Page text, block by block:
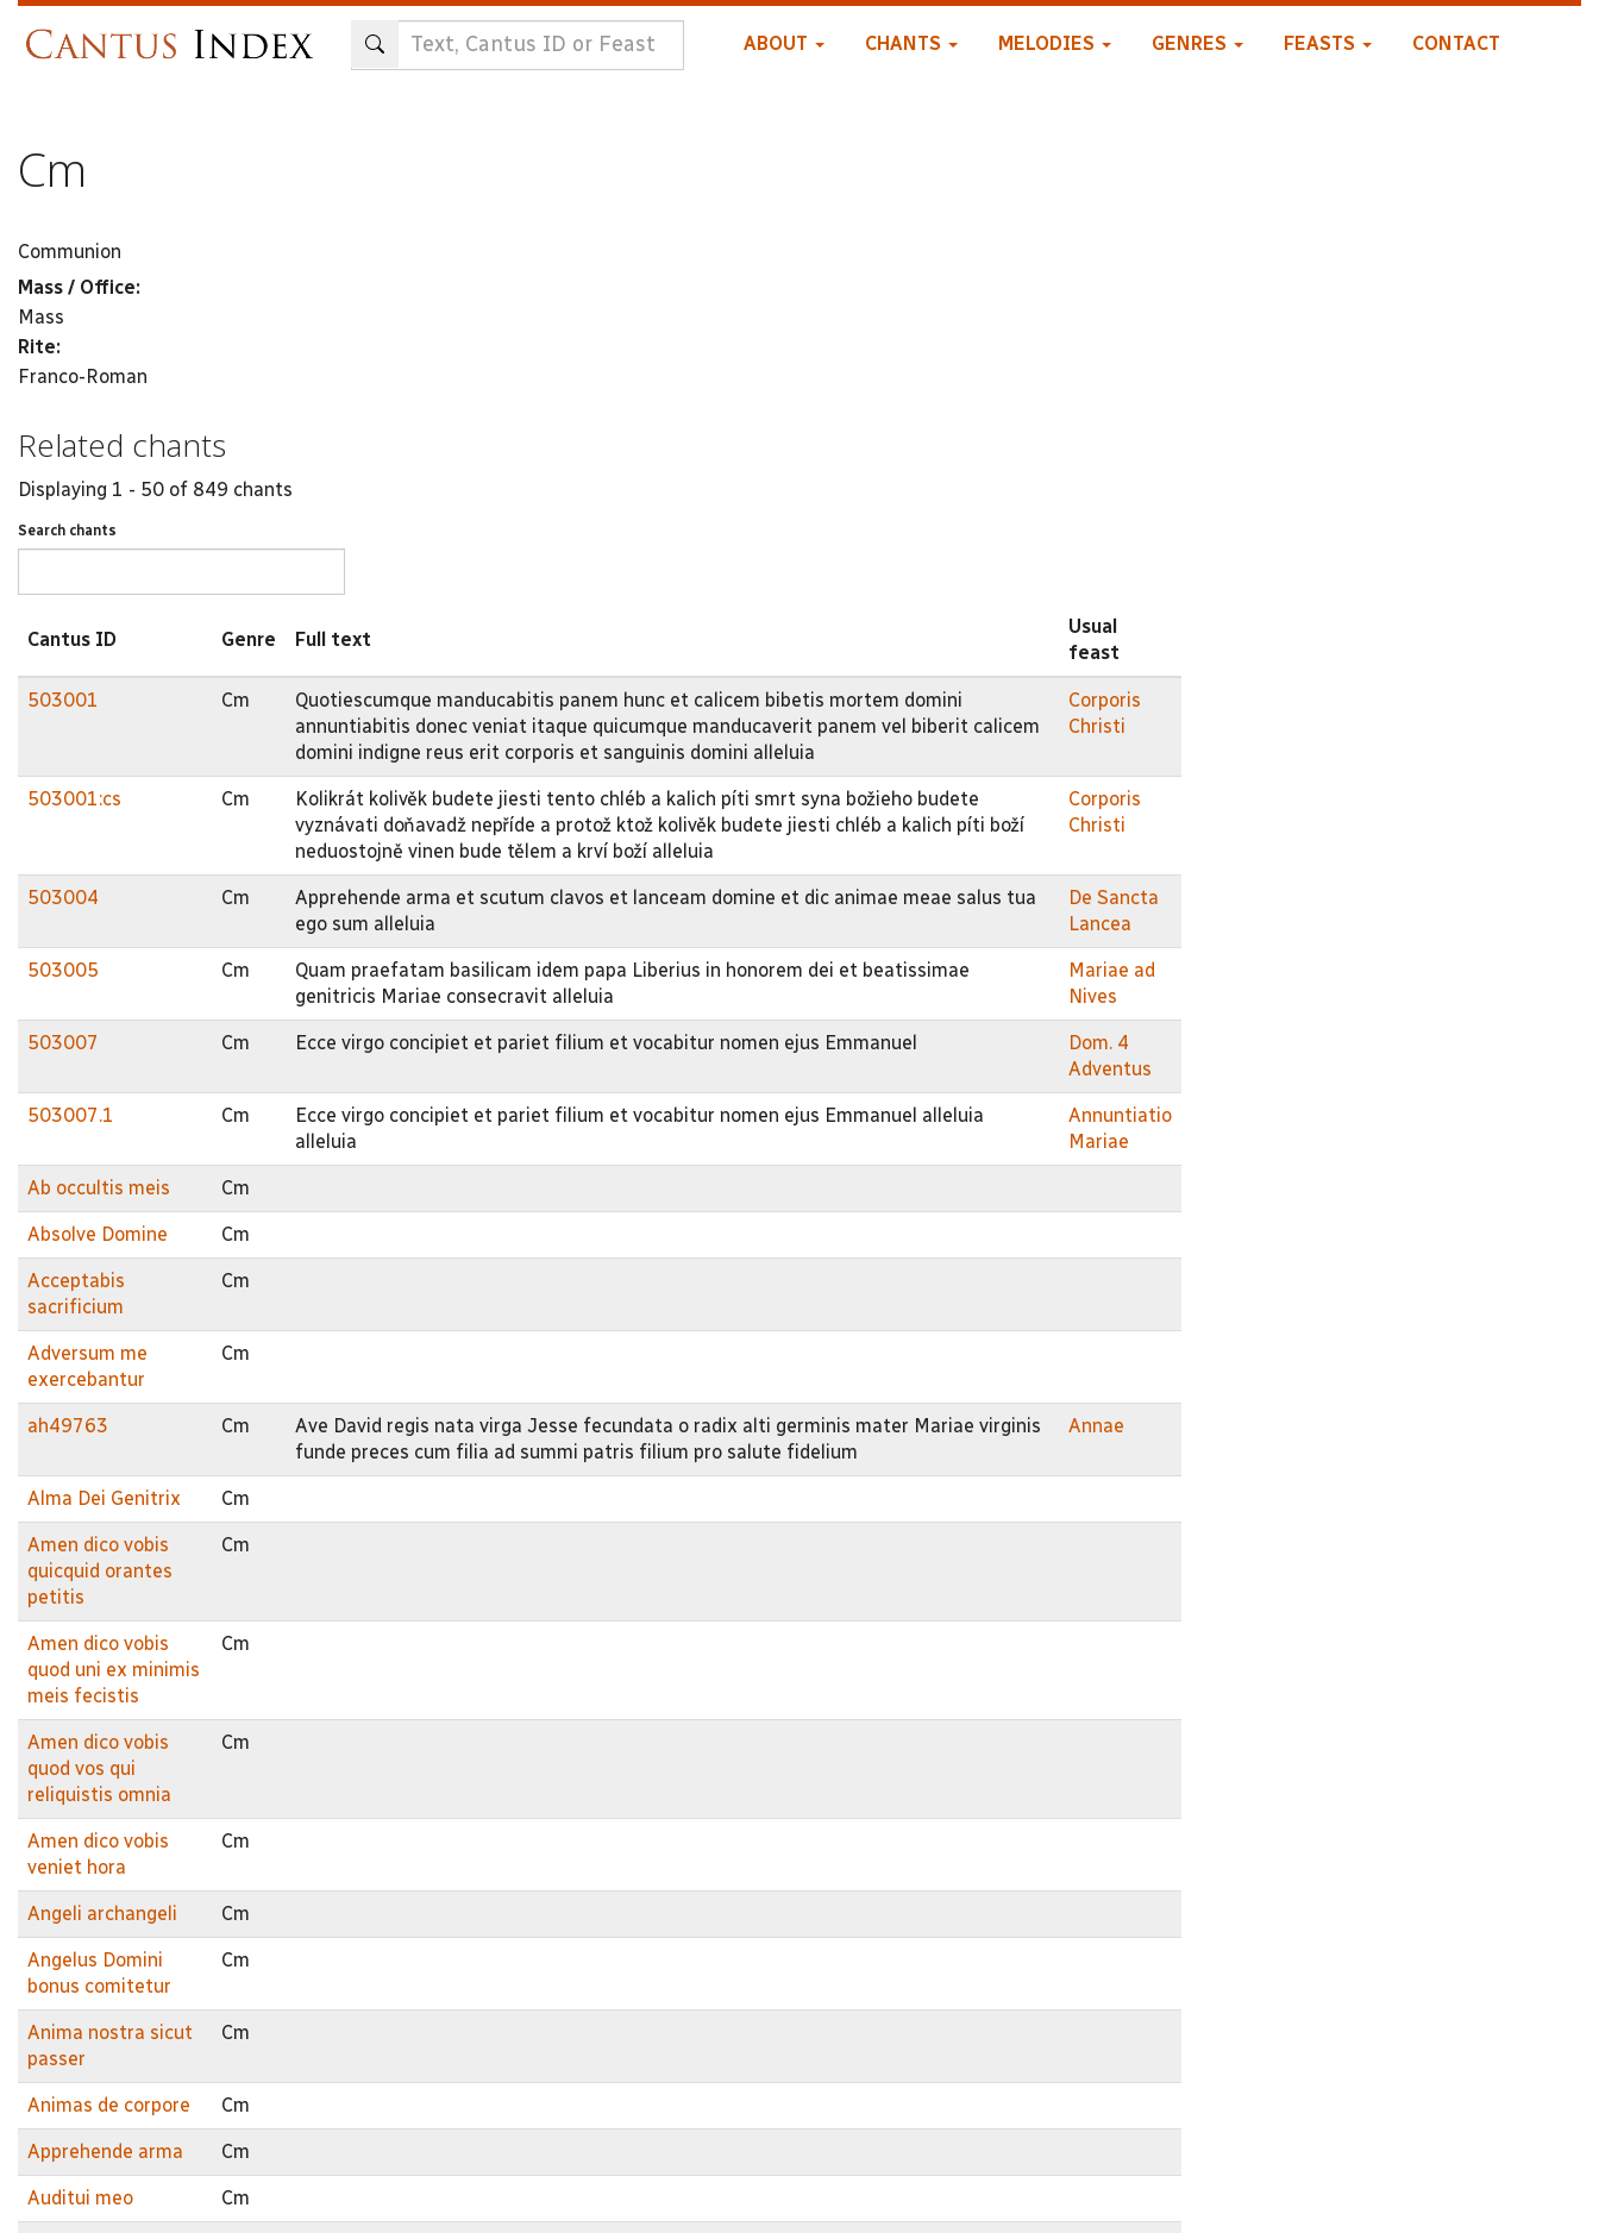
ABOUT CHANTS MELODIES GENRES FEASTS CONTACT
Cm
Communion
Mass / Office:
Mass
Rite:
Franco-Roman
Related chants
Displaying 1 - 50 of 849 chants
Search chants
Cantus ID Genre Full text
Usual
feast
503001 Cm
Quotiescumque manducabitis panem hunc et calicem bibetis mortem domini
annuntiabitis donec veniat itaque quicumque manducaverit panem vel biberit calicem
domini indigne reus erit corporis et sanguinis domini alleluia
Corporis
Christi
503001:cs Cm
Kolikrát kolivěk budete jiesti tento chléb a kalich píti smrt syna božieho budete
vyznávati doňavadž nepříde a protož ktož kolivěk budete jiesti chléb a kalich píti boží
neduostojně vinen bude tělem a krví boží alleluia
Corporis
Christi
503004 Cm
Apprehende arma et scutum clavos et lanceam domine et dic animae meae salus tua
ego sum alleluia
De Sancta
Lancea
503005 Cm
Quam praefatam basilicam idem papa Liberius in honorem dei et beatissimae
genitricis Mariae consecravit alleluia
Mariae ad
Nives
503007 Cm Ecce virgo concipiet et pariet filium et vocabitur nomen ejus Emmanuel
Dom. 4
Adventus
503007.1 Cm
Ecce virgo concipiet et pariet filium et vocabitur nomen ejus Emmanuel alleluia
alleluia
Annuntiatio
Mariae
Ab occultis meis Cm
Absolve Domine Cm
Acceptabis
sacrificium
Cm
Adversum me
exercebantur
Cm
ah49763 Cm
Ave David regis nata virga Jesse fecundata o radix alti germinis mater Mariae virginis
funde preces cum filia ad summi patris filium pro salute fidelium
Annae
Alma Dei Genitrix Cm
Amen dico vobis
quicquid orantes
petitis
Cm
Amen dico vobis
quod uni ex minimis
meis fecistis
Cm
Amen dico vobis
quod vos qui
reliquistis omnia
Cm
Amen dico vobis
veniet hora
Cm
Angeli archangeli Cm
Angelus Domini
bonus comitetur
Cm
Anima nostra sicut
passer
Cm
Animas de corpore Cm
Apprehende arma Cm
Auditui meo Cm